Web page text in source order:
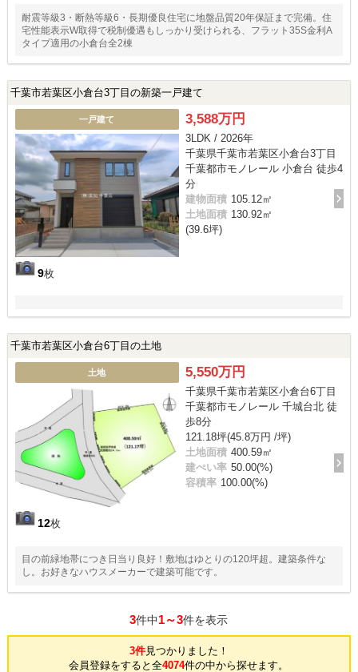
耐震等級3・断熱等級6・長期優良住宅に地盤品質20年保証まで完備。住
宅性能表示W取得で税制優遇もしっかり受けられる、フラット35S金利A
タイプ適用の小倉台全2棟
千葉市若葉区小倉台3丁目の新築一戸建て
一戸建て
9枚
3,588万円
3LDK / 2026年
千葉県千葉市若葉区小倉台3丁目
千葉都市モノレール 小倉台 徒歩4
分
建物面積 105.12㎡
土地面積 130.92㎡
(39.6坪)
千葉市若葉区小倉台6丁目の土地
土地
12枚
5,550万円
千葉県千葉市若葉区小倉台6丁目
千葉都市モノレール 千城台北 徒
歩8分
121.18坪(45.8万円 /坪)
土地面積 400.59㎡
建ぺい率 50.00(%)
容積率 100.00(%)
目の前緑地帯につき日当り良好！敷地はゆとりの120坪超。建築条件な
し。お好きなハウスメーカーで建築可能です。
3件中1～3件を表示
3件見つかりました！
会員登録をすると全4074件の中から探せます。